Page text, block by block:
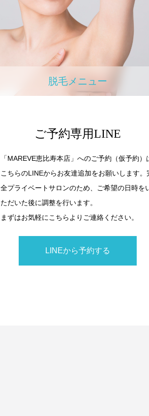
脱毛メニュー
ご予約専用LINE
「MAREVE恵比寿本店」へのご予約（仮予約）
こちらのLINEからお友達追加をお願いします。
全プライベートサロンのため、ご希望の日時を
ただいた後に調整を行います。
まずはお気軽にこちらよりご連絡ください。
LINEから予約する